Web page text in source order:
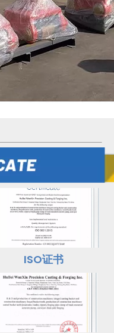
ISO证书